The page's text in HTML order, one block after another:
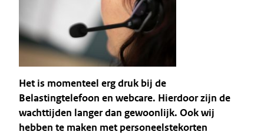
Het is momenteel erg druk bij de
Belastingtelefoon en webcare. Hierdoor zijn de
wachttijden langer dan gewoonlijk. Ook wij
hebben te maken met personeelstekorten